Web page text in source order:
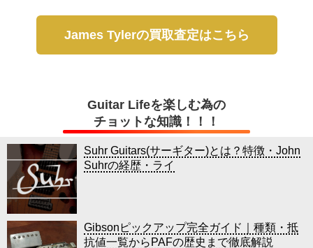
James Tylerの買取査定はこちら
Guitar Lifeを楽しむ為の
チョットな知識！！！
Suhr Guitars(サーギター)とは？特徴・John
Suhrの経歴・ライ
Gibsonピックアップ完全ガイド｜種類・抵
抗値一覧からPAFの歴史まで徹底解説